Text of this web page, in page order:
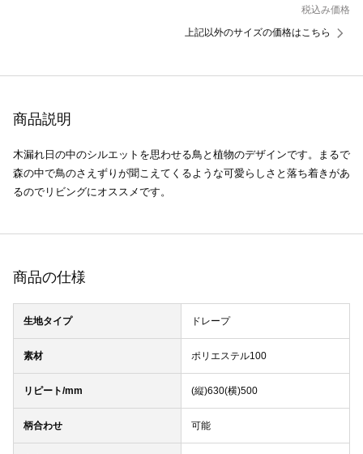
税込み価格
上記以外のサイズの価格はこちら
商品説明
木漏れ日の中のシルエットを思わせる鳥と植物のデザインです。まるで
森の中で鳥のさえずりが聞こえてくるような可愛らしさと落ち着きがあ
るのでリビングにオススメです。
商品の仕様
生地タイプ ドレープ
素材 ポリエステル100
リピート/mm (縦)630(横)500
柄合わせ 可能